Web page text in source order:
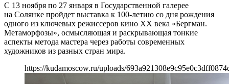
С 13 ноября по 27 января в Государственной галерее
на Солянке пройдет выставка к 100-летию со дня рождения
одного из ключевых режиссеров кино XX века «Бергман.
Метаморфозы», осмысляющая и раскрывающая тонкие
аспекты метода мастера через работы современных
художников из разных стран мира.
https://kudamoscow.ru/uploads/